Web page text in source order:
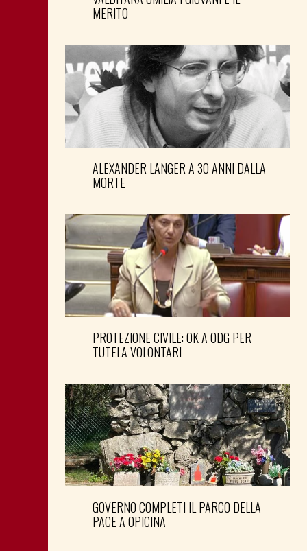
MERITO
ALEXANDER LANGER A 30 ANNI DALLA
MORTE
PROTEZIONE CIVILE: OK A ODG PER
TUTELA VOLONTARI
GOVERNO COMPLETI IL PARCO DELLA
PACE A OPICINA